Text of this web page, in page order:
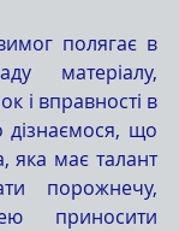
матеріалу,
і вправності в
дізнаємося, що
яка має талант
порожнечу,
приносити